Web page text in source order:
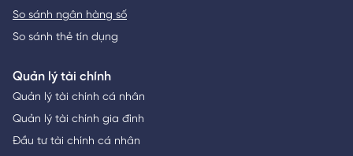
So sánh ngân hàng số
So sánh thẻ tín dụng
Quản lý tài chính
Quản lý tài chính cá nhân
Quản lý tài chính gia đình
Đầu tư tài chính cá nhân